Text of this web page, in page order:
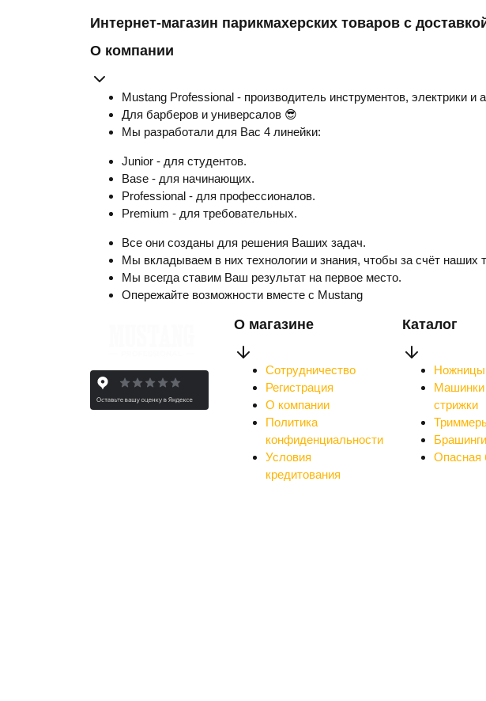
Интернет-магазин парикмахерских товаров с
О компании
Mustang Professional - производитель инструментов, электрики и
Для барберов и универсалов 😎
Мы разработали для Вас 4 линейки:
Junior - для студентов.
Base - для начинающих.
Professional - для профессионалов.
Premium - для требовательных.
Все они созданы для решения Ваших задач.
Мы вкладываем в них технологии и знания, чтобы за счёт наших
Мы всегда ставим Ваш результат на первое место.
Опережайте возможности вместе с Mustang
О магазине
Сотрудничество
Регистрация
О компании
Политика
конфиденциальности
Условия
кредитования
Каталог
Ножницы
Машинки
стрижки
Брашинги
Опасная